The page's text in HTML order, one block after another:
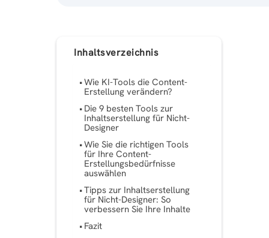
Inhaltsverzeichnis
Wie KI-Tools die Content-
Erstellung verändern?
Die 9 besten Tools zur
Inhaltserstellung für Nicht-
Designer
Wie Sie die richtigen Tools
für Ihre Content-
Erstellungsbedürfnisse
auswählen
Tipps zur Inhaltserstellung
für Nicht-Designer: So
verbessern Sie Ihre Inhalte
Fazit